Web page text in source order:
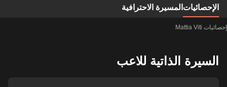
الإحصائيات المسيرة الاحترافية
إحصائيات Mattia Viti
السيرة الذاتية للاعب